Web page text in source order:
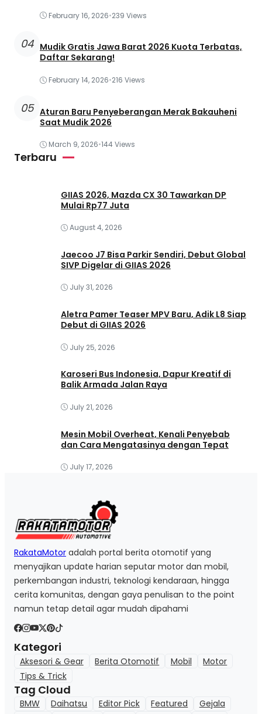
February 16, 2026•239 Views
04 Mudik Gratis Jawa Barat 2026 Kuota Terbatas,
Daftar Sekarang!
February 14, 2026•216 Views
05 Aturan Baru Penyeberangan Merak Bakauheni
Saat Mudik 2026
March 9, 2026•144 Views
Terbaru
GIIAS 2026, Mazda CX 30 Tawarkan DP
Mulai Rp77 Juta
August 4, 2026
Jaecoo J7 Bisa Parkir Sendiri, Debut Global
SIVP Digelar di GIIAS 2026
July 31, 2026
Aletra Pamer Teaser MPV Baru, Adik L8 Siap
Debut di GIIAS 2026
July 25, 2026
Karoseri Bus Indonesia, Dapur Kreatif di
Balik Armada Jalan Raya
July 21, 2026
Mesin Mobil Overheat, Kenali Penyebab
dan Cara Mengatasinya dengan Tepat
July 17, 2026
RakataMotor adalah portal berita otomotif yang
menyajikan update harian seputar motor dan mobil,
perkembangan industri, teknologi kendaraan, hingga
cerita komunitas, dengan gaya penulisan to the point
namun tetap detail agar mudah dipahami
Kategori
Aksesori & Gear Berita Otomotif Mobil
Motor
Tips & Trick
Tag Cloud
BMW Daihatsu Editor Pick Featured
Gejala